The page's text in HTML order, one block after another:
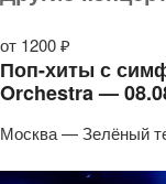
от 1200 ₽
Поп-хиты с
Orchestra —
Москва — Зелёный